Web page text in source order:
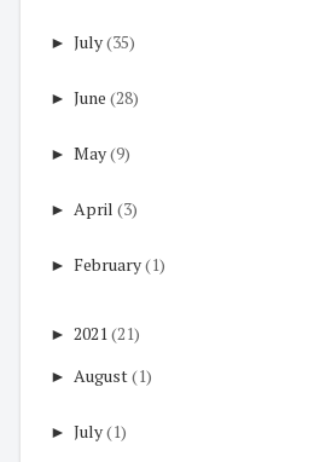
► July(35)
► June (28)
► May(9)
► April (3)
► February(1)
► 2021 (21)
► August(1)
► July(1)